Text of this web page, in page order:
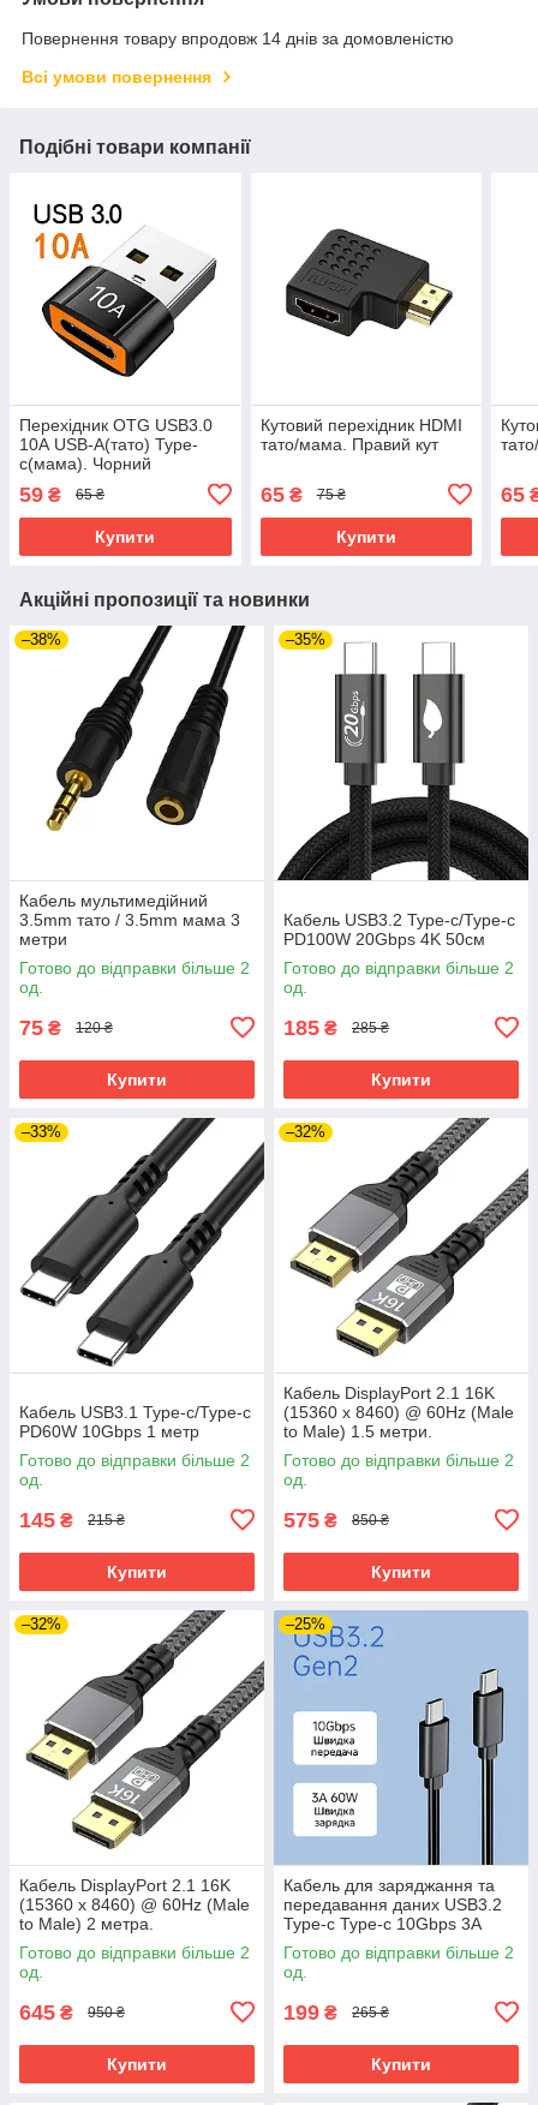
Повернення товару впродовж 14 днів за домовленістю
Всі умови повернення
Подібні товари компанії
Перехідник OTG USB3.0
10А USB-A(тато) Type-
c(мама). Чорний
59 ₴ 65 ₴
Купити
Кутовий перехідник HDMI
тато/мама. Правий кут
65₴ 75 ₴
Купити
65
Акційні пропозиції та новинки
–38%
Кабель мультимедійний
3.5mm тато / 3.5mm мама 3
метри
Готово до відправки більше 2
од.
75 ₴ 120 ₴
Купити
–35%
Кабель USB3.2 Type-c/Type-c
PD100W 20Gbps 4K 50см
Готово до відправки більше 2
од.
185 ₴ 285 ₴
Купити
–33%
Кабель USB3.1 Type-c/Type-c
PD60W 10Gbps 1 метр
Готово до відправки більше 2
од.
145 ₴ 215 ₴
Купити
–32%
Кабель DisplayPort 2.1 16K
(15360 x 8460) @ 60Hz (Male
to Male) 1.5 метри.
Ультимативне рішення для
дизайну та геймінгу
Готово до відправки більше 2
од.
575 ₴ 850 ₴
Купити
–32%
Кабель DisplayPort 2.1 16K
(15360 x 8460) @ 60Hz (Male
to Male) 2 метра.
Ультимативне рішення для
дизайну та геймінгу
Готово до відправки більше 2
од.
645 ₴ 950 ₴
Купити
–25%
Кабель для заряджання та
передавання даних USB3.2
Type-c Type-c 10Gbps 3A
60W 2 метри
Готово до відправки більше 2
од.
199 ₴ 265 ₴
Купити